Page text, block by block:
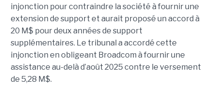
injonction pour contraindre la société à fournir une
extension de support et aurait proposé un accord à
20 M$ pour deux années de support
supplémentaires. Le tribunal a accordé cette
injonction en obligeant Broadcom à fournir une
assistance au-delà d’août 2025 contre le versement
de 5,28 M$.